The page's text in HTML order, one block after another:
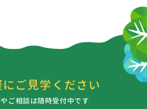
ご見学ください
ご相談は随時受付中です